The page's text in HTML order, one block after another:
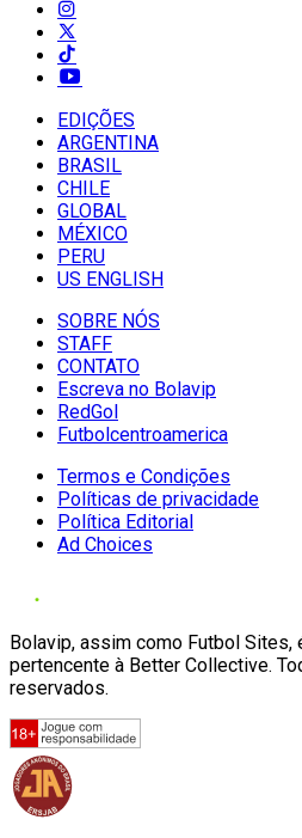
EDIÇÕES
ARGENTINA
BRASIL
CHILE
GLOBAL
MÉXICO
PERU
US ENGLISH
SOBRE NÓS
STAFF
CONTATO
Escreva no Bolavip
RedGol
Futbolcentroamerica
Termos e Condições
Políticas de privacidade
Política Editorial
Ad Choices
Bolavip, assim como Futbol Sites,
pertencente à Better Collective.
reservados.